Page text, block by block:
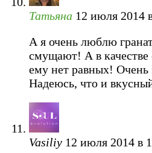
Татьяна 12 июля 2014
А я очень люблю
смущают! А в
ему нет равных! Очень
Надеюсь, что и
Vasiliy 12 июля 2014 в